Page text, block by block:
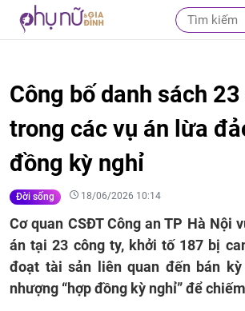
Công bố danh sách
trong các vụ án lừa
đồng kỳ nghỉ
Đời sống 18/06/2026 10:14
Cơ quan CSĐT Công an TP Hà Nội
án tại 23 công ty, khởi tố 187 bị
đoạt tài sản liên quan đến bán kỳ
nhượng “hợp đồng kỳ nghỉ” để